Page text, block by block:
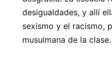
desigualdades, y allí
sexismo y el racismo,
musulmana de la clase.